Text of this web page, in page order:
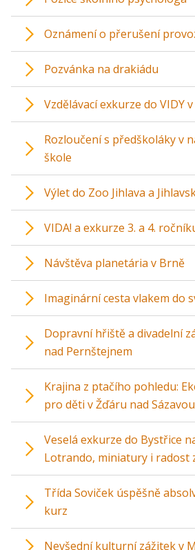
Oznámení o přerušení
Pozvánka na drakiádu
Vzdělávací exkurze do VIDY
Rozloučení s předškoláky v
škole
Výlet do Zoo Jihlava a
VIDA! a exkurze 3. a 4.
Návštěva planetária v Brně
Imaginární cesta vlakem do
Dopravní hřiště a divadelní
nad Pernštejnem
Krajina z ptačího pohledu:
pro děti v Žďáru nad Sázavou
Veselá exkurze do Bystřice
Lotrando, miniatury i radost
Třída Soviček úspěšně
kurz
Nevšední kulturní zážitek v